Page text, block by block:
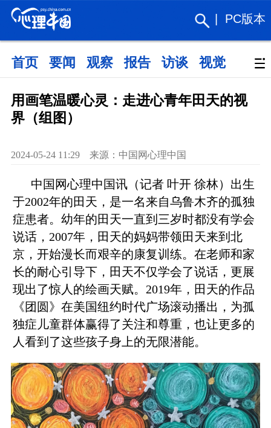
PC版本
首页 要闻 观察 报告 访谈 视觉 政策
用画笔温暖心灵：走进心青年田天的视
界（组图）
2024-05-24 11:29 来源：中国网心理中国​
中国网心理中国讯（记者 叶开 徐林）出生
于2002年的田天，是一名来自乌鲁木齐的孤独
症患者。幼年的田天一直到三岁时都没有学会
说话，2007年，田天的妈妈带领田天来到北
京，开始漫长而艰辛的康复训练。在老师和家
长的耐心引导下，田天不仅学会了说话，更展
现出了惊人的绘画天赋。2019年，田天的作品
《团圆》在美国纽约时代广场滚动播出，为孤
独症儿童群体赢得了关注和尊重，也让更多的
人看到了这些孩子身上的无限潜能。